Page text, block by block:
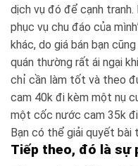
dịch vụ đó để cạnh tranh.
phục vụ chu đáo của
khác, do giá bán bạn
quán thường rất ái ngại
chỉ cần làm tốt và theo
cam 40k đi kèm một nụ
một cốc nước cam 35k
Bạn có thể giải quyết bài
Tiếp theo, đó là sự